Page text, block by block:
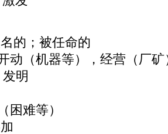
的；被任命的
动（机器等），经营（厂矿
明
困难等）